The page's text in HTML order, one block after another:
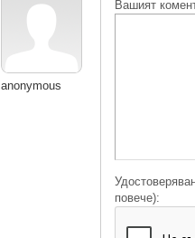
anonymous
Вашият
повече):